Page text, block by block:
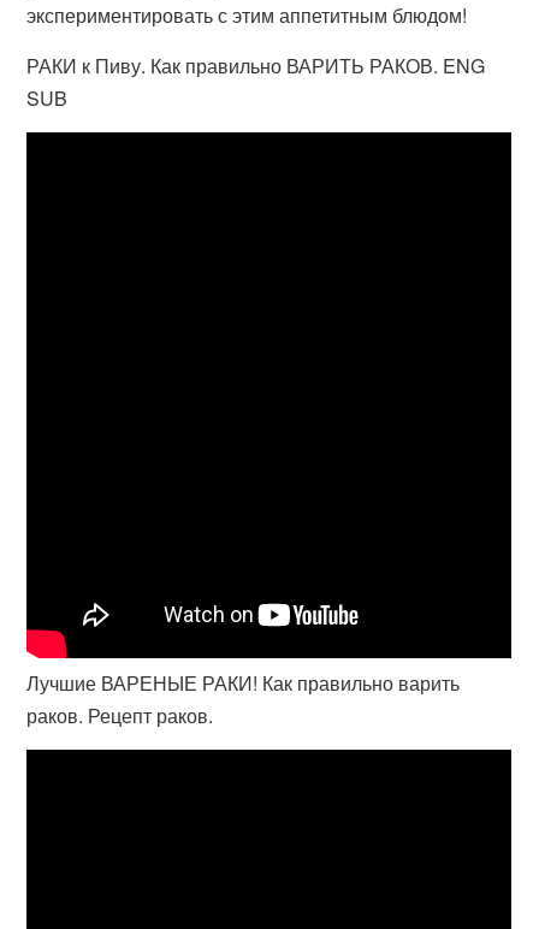
экспериментировать с этим аппетитным блюдом!
РАКИ к Пиву. Как правильно ВАРИТЬ РАКОВ. ENG
SUB
Лучшие ВАРЕНЫЕ РАКИ! Как правильно варить
раков. Рецепт раков.